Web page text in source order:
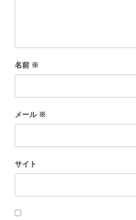
名前 ※
メール ※
サイト